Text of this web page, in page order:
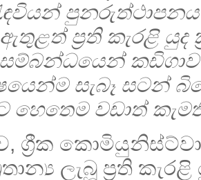
ප්‍රති කැරළි යුද
සම්බන්ධයෙන්
සැබෑ සටන්
හෙතෙම වඩාත්
ග්‍රීක
ලැබූ ප්‍රති කැරළි